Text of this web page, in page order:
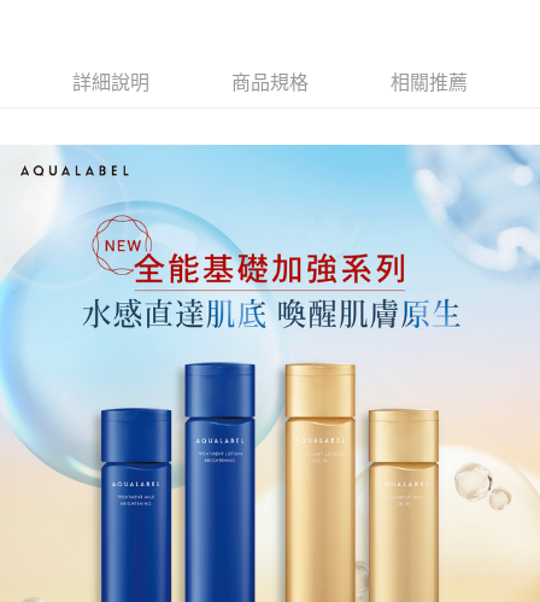
【注意事項】
２．關於個人資料處理事宜，請瀏覽以下網址：
３．未成年的使用者請事先徵得法定代理人或監護人之同意方可使用
「AFTEE先享後付」，若未經同意申辦者引起之損失，本公司不負相關責
４．使用「AFTEE先享後付」時，將依據個別帳號之用戶狀況，依本公司即
時審查核予不同之上限額度；若仍有額度不足之情形，本公司將視審查結果
請求用戶進行身份認證。
恩沛科技股份有限公司將有權停止該用戶之使用額度並採取法律行動。
7-11取貨付款
宅配(本島)
每筆NT$100，滿NT$790(含以上)免運費
付款後寶雅門市自取(由倉庫統一出貨)
詳細說明 商品規格 相關推薦